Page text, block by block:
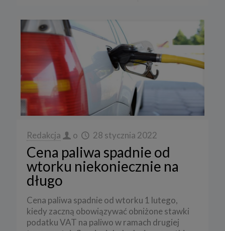
Redakcja o 28 stycznia 2022
Cena paliwa spadnie od
wtorku niekoniecznie na
długo
Cena paliwa spadnie od wtorku 1 lutego,
kiedy zaczną obowiązywać obniżone stawki
podatku VAT na paliwo w ramach drugiej